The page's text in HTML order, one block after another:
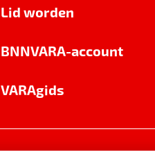
Lid worden
BNNVARA-account
VARAgids